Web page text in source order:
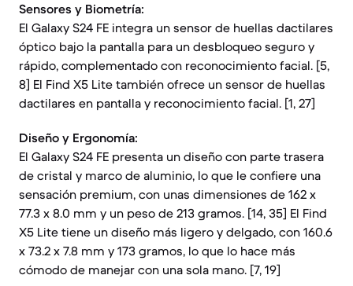
Sensores y Biometría:
El Galaxy S24 FE integra un sensor de huellas dactilares
óptico bajo la pantalla para un desbloqueo seguro y
rápido, complementado con reconocimiento facial. [5,
8] El Find X5 Lite también ofrece un sensor de huellas
dactilares en pantalla y reconocimiento facial. [1, 27]
Diseño y Ergonomía:
El Galaxy S24 FE presenta un diseño con parte trasera
de cristal y marco de aluminio, lo que le confiere una
sensación premium, con unas dimensiones de 162 x
77.3 x 8.0 mm y un peso de 213 gramos. [14, 35] El Find
X5 Lite tiene un diseño más ligero y delgado, con 160.6
x 73.2 x 7.8 mm y 173 gramos, lo que lo hace más
cómodo de manejar con una sola mano. [7, 19]